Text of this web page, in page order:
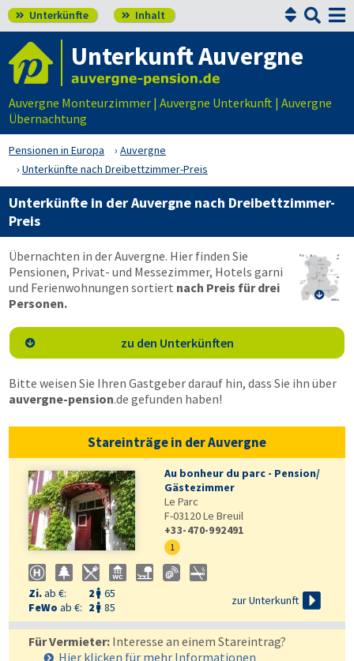
 Unterkünfte  Inhalt 

Unterkunft Auvergne
Auvergne Monteurzimmer | Auvergne Unterkunft | Auvergne
Übernachtung
Pensionen in Europa
Auvergne
Unterkünfte nach Dreibettzimmer-Preis
Unterkünfte in der Auvergne nach Dreibettzimmer-
Preis

Übernachten in der Auvergne. Hier finden Sie
Pensionen, Privat- und Messezimmer, Hotels garni
und Ferienwohnungen sortiert nach Preis für drei
Personen.
 zu den Unterkünften
Bitte weisen Sie Ihren Gastgeber darauf hin, dass Sie ihn über
auvergne-pension.de gefunden haben!
Stareinträge in der Auvergne
Au bonheur du parc - Pension/
Gästezimmer
Le Parc
F-03120Le Breuil
+33-470-992491
1
Zi.ab €: 2  65
FeWo ab €: 2  85
zur Unterkunft 
Für Vermieter: Interesse an einem Stareintrag?
Hier klicken für mehr Informationen